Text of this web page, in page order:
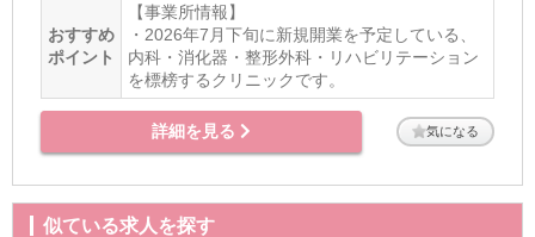
おすすめ
ポイント
【事業所情報】
・2026年7月下旬に新規開業を予定している、
内科・消化器・整形外科・リハビリテーション
を標榜するクリニックです。
詳細を見る 気になる
似ている求人を探す